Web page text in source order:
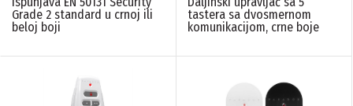
Grade 2 standard u crnoj ili
beloj boji
tastera sa dvosmernom
komunikacijom, crne boje